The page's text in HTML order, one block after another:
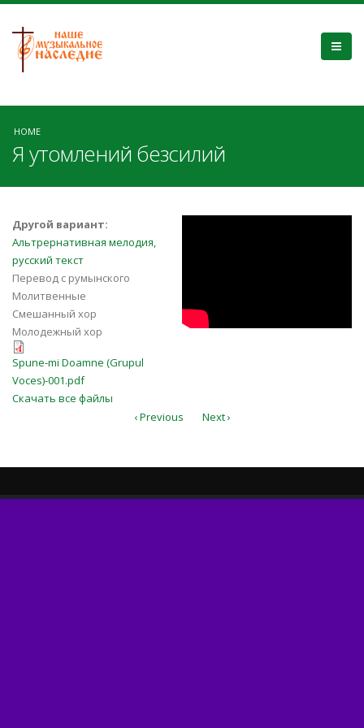
HOME
Я утомлений безсилий
Другой вариант:
Альтрернативная мелодия,
русский текст
Перевод с румынского
Молитвенные
Смешанный хор
Молодежный хор
Spune-mi Doamne (Grupul
Voces)-001.pdf
Spune-mi Doamne (Grupul
Voces)-001.pdf
Скачать все файлы
‹ Previous Next ›